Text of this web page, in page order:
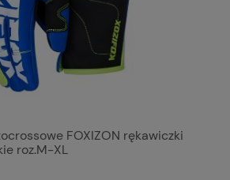
FOXIZON rękawiczki
roz.M-XL